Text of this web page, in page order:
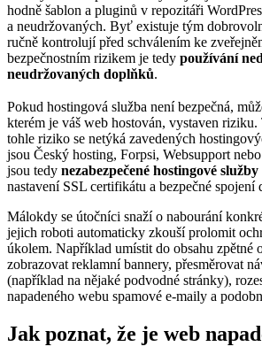
hodně šablon a pluginů v repozitáři
a neudržovaných. Byť existuje tým
ručně kontrolují před schválením ke
bezpečnostním rizikem je tedy používání
neudržovaných doplňků.
Pokud hostingová služba není bezpečná,
kterém je váš web hostován, vystaven
tohle riziko se netýká zavedených
jsou Český hosting, Forpsi, Websupport
jsou tedy nezabezpečené hostingové služby
nastavení SSL certifikátu a bezpečné spojení
Málokdy se útočníci snaží o nabourání
jejich roboti automaticky zkouší prolomit
úkolem. Například umístit do obsahu zpětné
zobrazovat reklamní bannery, přesměrovat
(například na nějaké podvodné stránky),
napadeného webu spamové e-maily a
Jak poznat, že je web